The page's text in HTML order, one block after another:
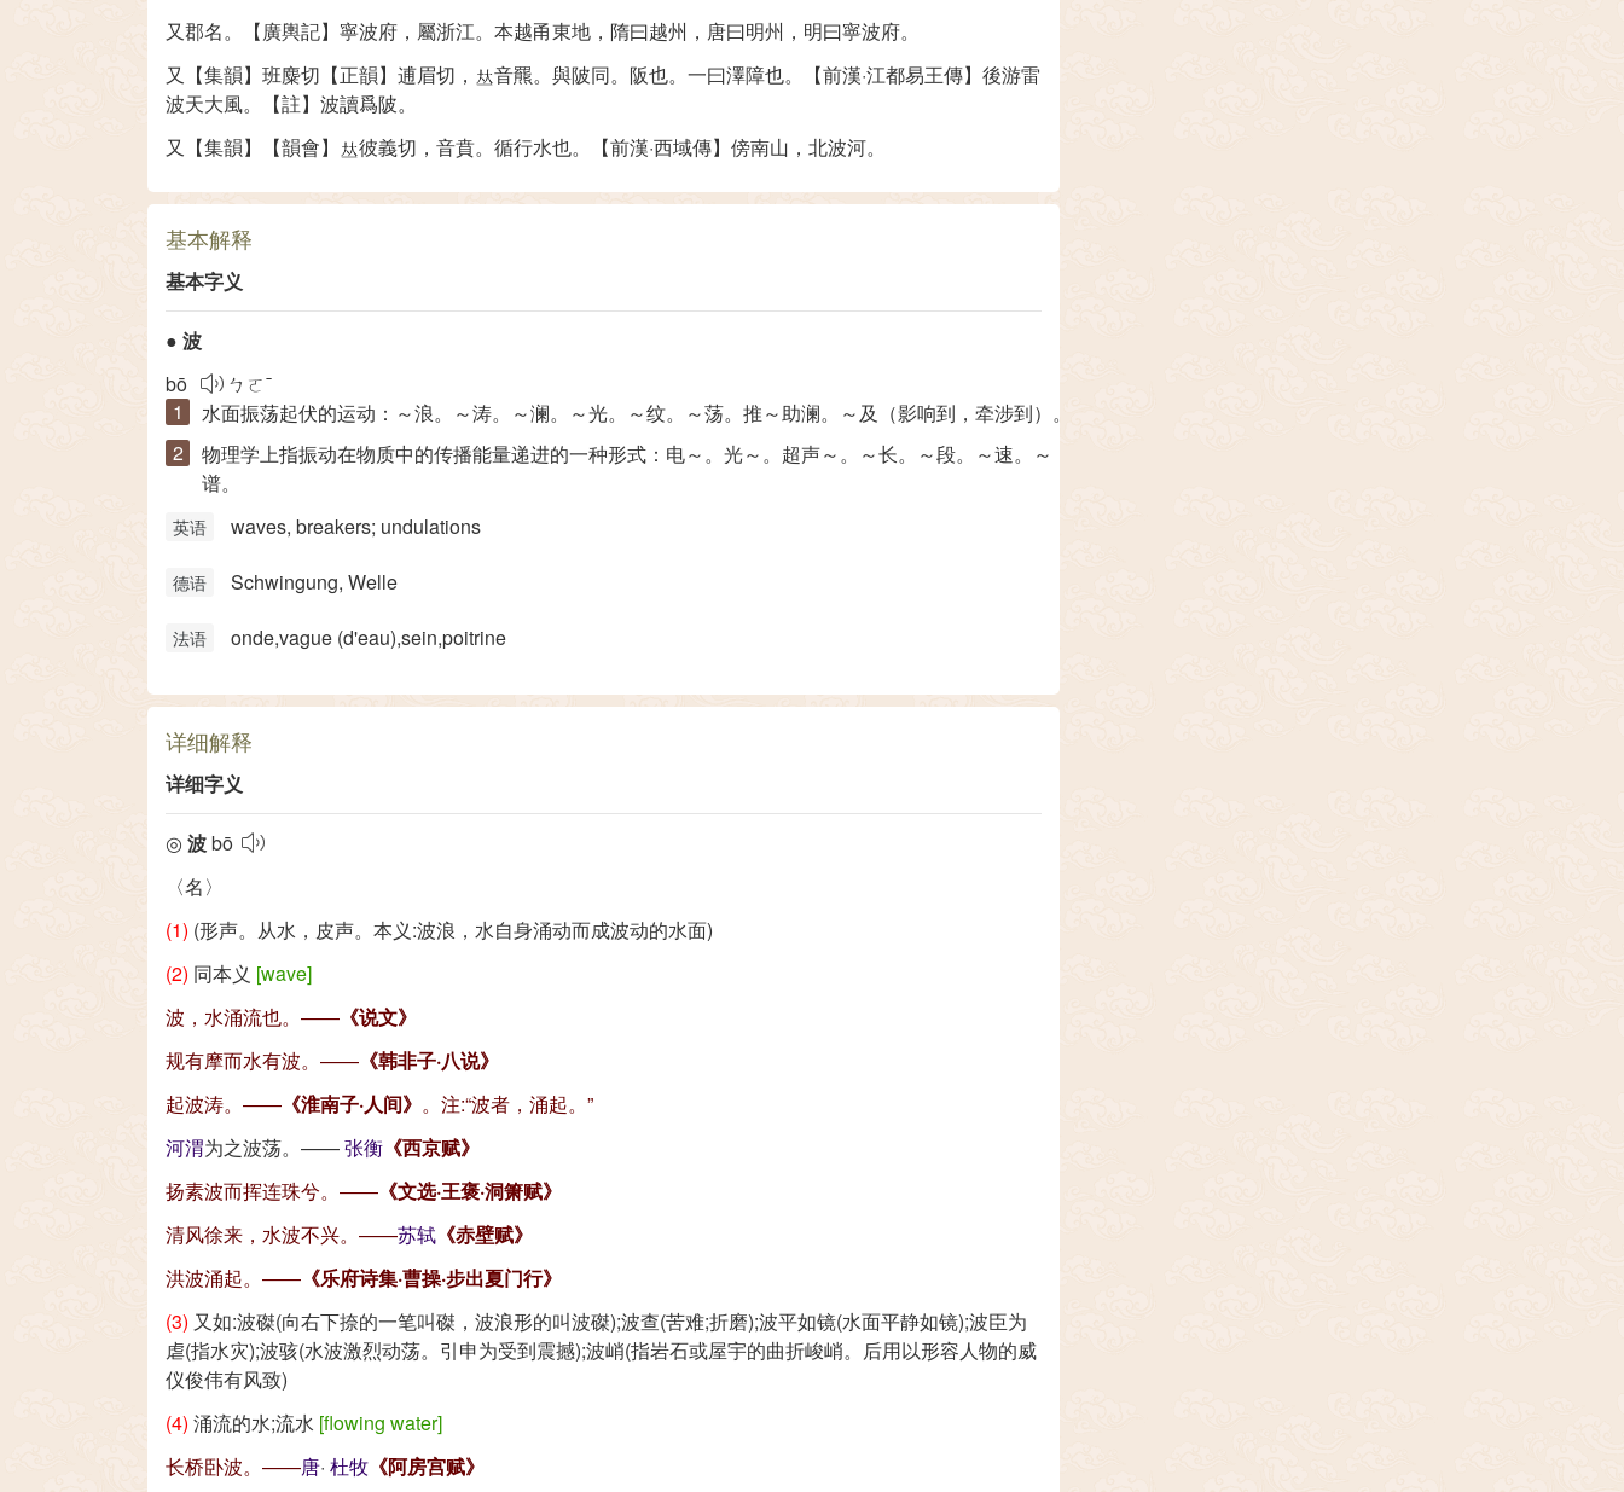
又郡名。【廣輿記】寧波府，屬浙江。本越甬東地，隋曰越州，唐曰明州，明曰寧波府。
又【集韻】班麋切【正韻】逋眉切，
音羆。與陂同。阪也。一曰澤障也。【前漢·江都易王傳】後游雷
波天大風。【註】波讀爲陂。
又【集韻】【韻會】
彼義切，音賁。循行水也。【前漢·西域傳】傍南山，北波河。
基本解释
基本字义
● 波
bō
ㄅㄛˉ
水面振荡起伏的运动：～浪。～涛。～澜。～光。～纹。～荡。推～助澜。～及（影响到，牵涉到）。
物理学上指振动在物质中的传播能量递进的一种形式：电～。光～。超声～。～长。～段。～速。～
谱。
英语 waves, breakers; undulations
德语 Schwingung, Welle
法语 onde,vague (d'eau)​,sein,poitrine
详细解释
详细字义
◎ 波bō
〈名〉
(1) (形声。从水，皮声。本义:波浪，水自身涌动而成波动的水面)
(2) 同本义 [wave]
波，水涌流也。—— 《说文》
规有摩而水有波。—— 《韩非子·八说》
起波涛。—— 《淮南子·人间》 。注:“波者，涌起。”
河渭为之波荡。——张衡 《西京赋》
扬素波而挥连珠兮。—— 《文选·王褒·洞箫赋》
清风徐来，水波不兴。——苏轼 《赤壁赋》
洪波涌起。—— 《乐府诗集·曹操·步出夏门行》
(3) 又如:波磔(向右下捺的一笔叫磔，波浪形的叫波磔);波查(苦难;折磨);波平如镜(水面平静如镜);波臣为
虐(指水灾);波骇(水波激烈动荡。引申为受到震撼);波峭(指岩石或屋宇的曲折峻峭。后用以形容人物的威
仪俊伟有风致)
(4) 涌流的水;流水 [flowing water]
长桥卧波。——唐· 杜牧 《阿房宫赋》